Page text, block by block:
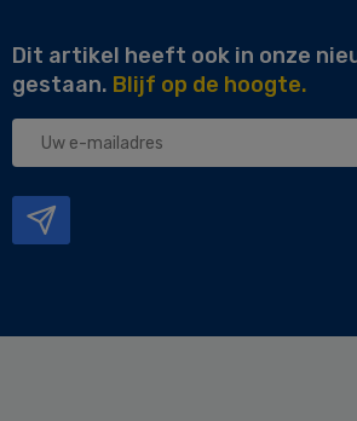
Dit artikel heeft ook in onze
gestaan. Blijf op de hoogte.
Uw